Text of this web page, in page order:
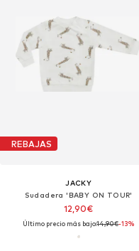
REBAJAS
JACKY
Sudadera 'BABY ON TOUR'
12,90€
Último precio más bajo:14,90€-13%